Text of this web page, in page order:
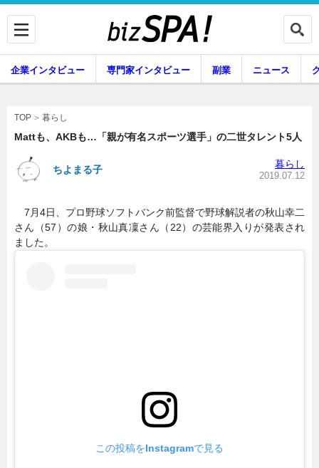
企業インタビュー 専門家インタビュー
副業 ニュース
連載一覧
企業インタビュー 専門家インタビュー 副業 ニュース
TOP 暮らし
Mattも、AKBも…「親が有名スポーツ選手」の二世タレント5人
ちよまる子 暮らし
2019.07.12
7月4日、プロ野球ソフトバンク前監督で野球解説者の秋山幸二
さん（57）の娘・秋山真凜さん（22）の芸能界入りが発表され
ました。
この投稿をInstagramで見る